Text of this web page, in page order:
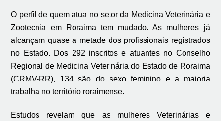
O perfil de quem atua no setor da Medicina Veterinária e
Zootecnia em Roraima tem mudado. As mulheres já
alcançam quase a metade dos profissionais registrados
no Estado. Dos 292 inscritos e atuantes no Conselho
Regional de Medicina Veterinária do Estado de Roraima
(CRMV-RR), 134 são do sexo feminino e a maioria
trabalha no território roraimense.
Estudos revelam que as mulheres Veterinárias e